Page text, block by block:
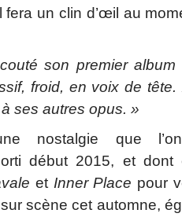
fera un clin d’œil au
son premier album
froid, en voix de
ses autres opus. »
nostalgie que
début 2015, et dont
et Inner Place pour
scène cet automne,